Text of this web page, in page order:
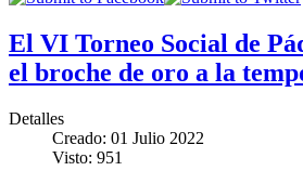
El VI Torneo Social de
el broche de oro a la
Detalles
Creado: 01 Julio 2022
Visto: 951